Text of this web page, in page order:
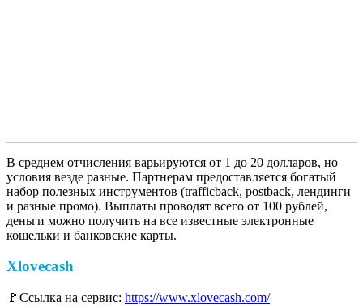
В среднем отчисления варьируются от 1 до 20 долларов, но
условия везде разные. Партнерам предоставляется богатый
набор полезных инструментов (trafficback, postback, лендинги
и разные промо). Выплаты проводят всего от 100 рублей,
деньги можно получить на все известные электронные
кошельки и банковские карты.
Xlovecash
🚩Ссылка на сервис: https://www.xlovecash.com/